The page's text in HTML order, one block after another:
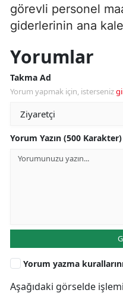
görevli personel
giderlerinin ana
Yorumlar
Takma Ad
Yorum yapmak için, isterseniz
Yorum Yazın (500 Karakter)
Yorum yazma
Aşağıdaki görselde